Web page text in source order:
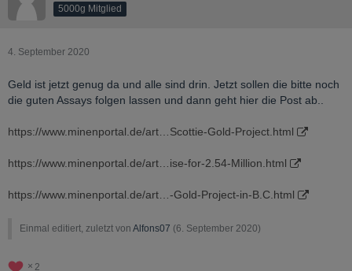
5000g Mitglied
4. September 2020
Geld ist jetzt genug da und alle sind drin. Jetzt sollen die bitte noch
die guten Assays folgen lassen und dann geht hier die Post ab..
https://www.minenportal.de/art…Scottie-Gold-Project.html
https://www.minenportal.de/art…ise-for-2.54-Million.html
https://www.minenportal.de/art…-Gold-Project-in-B.C.html
Einmal editiert, zuletzt von Alfons07 (6. September 2020)
2